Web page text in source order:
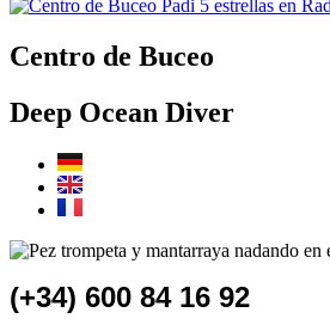
Centro de Buceo
Deep Ocean Diver
(+34) 600 84 16 92